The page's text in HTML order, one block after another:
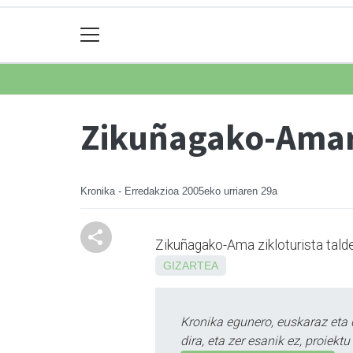
Zikuñagako-
Kronika - Erredakzioa 2005eko urriaren 29a
Zikuñagako-Ama zikloturista
GIZARTEA
Kronika egunero, euskaraz
dira, eta zer esanik ez,